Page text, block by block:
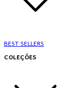
BEST SELLERS
COLEÇÕES